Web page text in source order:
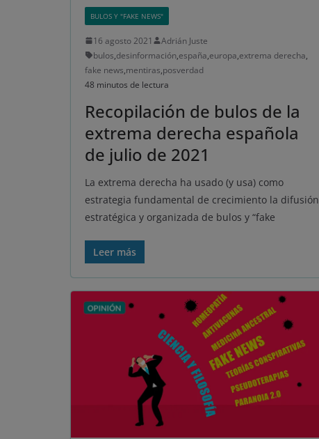
BULOS Y "FAKE NEWS"
16 agosto 2021
Adrián Juste
bulos,desinformación,españa,europa,extrema derecha,
fake news,mentiras,posverdad
48 minutos de lectura
Recopilación de bulos de la
extrema derecha española
de julio de 2021
La extrema derecha ha usado (y usa) como
estrategia fundamental de crecimiento la difusión
estratégica y organizada de bulos y “fake
Leer más